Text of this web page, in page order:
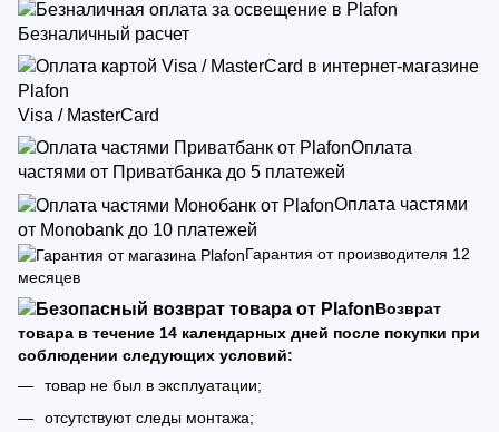
Безналичный расчет
Visa / MasterCard
Оплата
частями от Приватбанка до 5 платежей
Оплата частями
от Monobank до 10 платежей
Гарантия от производителя 12
месяцев
Возврат
товара в течение 14 календарных дней после покупки при
соблюдении следующих условий:
товар не был в эксплуатации;
отсутствуют следы монтажа;